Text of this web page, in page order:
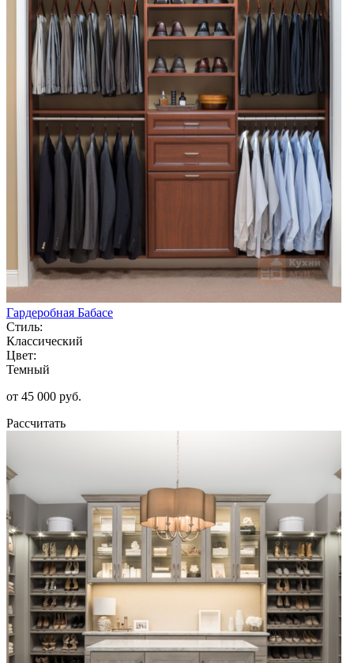
Гардеробная Бабасе
Стиль:
Классический
Цвет:
Темный
от 45 000 руб.
Рассчитать